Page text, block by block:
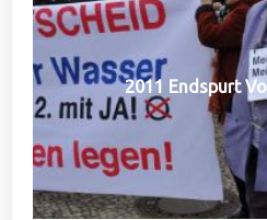
2011 Endspurt